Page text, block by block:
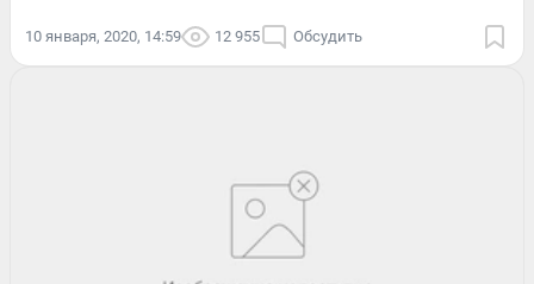
10 января, 2020, 14:59 12 955 Обсудить